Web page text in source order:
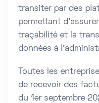
transiter par des
permettant
traçabilité et la
données à
Toutes les
de recevoir des
du 1er septembre